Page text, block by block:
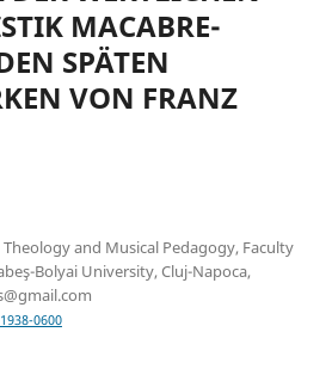
MACABRE-
SPÄTEN
VON FRANZ
and Musical Pedagogy, Faculty
Bolyai University, Cluj-Napoca,
0600